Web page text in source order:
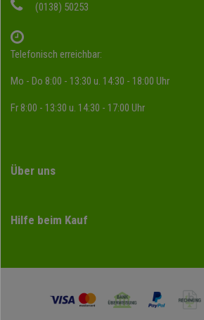
(0138) 50253
Telefonisch erreichbar:
Mo - Do 8:00 - 13:30 u. 14:30 - 18:00 Uhr
Fr 8:00 - 13:30 u. 14:30 - 17:00 Uhr
Über uns
Hilfe beim Kauf